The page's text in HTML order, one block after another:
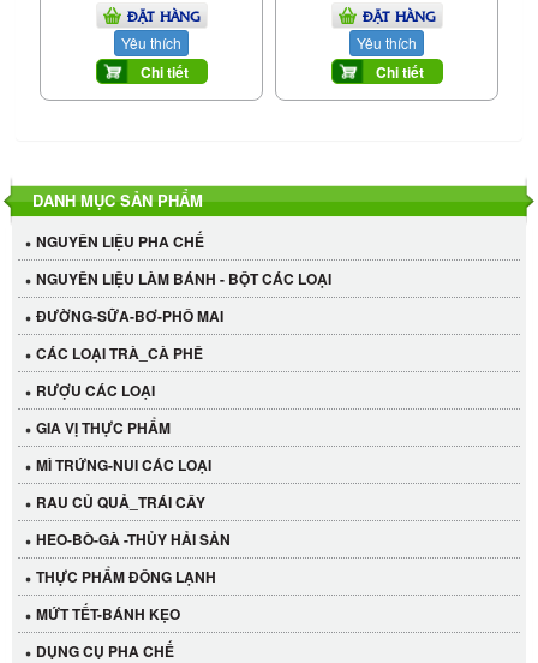
ĐẶT HÀNG
Yêu thích
Chi tiết
ĐẶT HÀNG
Yêu thích
Chi tiết
DANH MỤC SẢN PHẨM
NGUYÊN LIỆU PHA CHẾ
NGUYÊN LIỆU LÀM BÁNH - BỘT CÁC LOẠI
ĐƯỜNG-SỮA-BƠ-PHÔ MAI
CÁC LOẠI TRÀ_CÀ PHÊ
RƯỢU CÁC LOẠI
GIA VỊ THỰC PHẨM
MÌ TRỨNG-NUI CÁC LOẠI
RAU CỦ QUẢ_TRÁI CÂY
HEO-BÒ-GÀ -THỦY HẢI SẢN
THỰC PHẨM ĐÔNG LẠNH
MỨT TẾT-BÁNH KẸO
DỤNG CỤ PHA CHẾ